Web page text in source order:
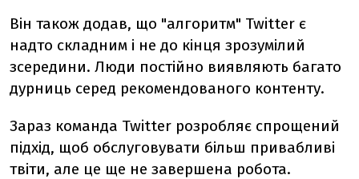
Він також додав, що "алгоритм" Twitter є
надто складним і не до кінця зрозумілий
зсередини. Люди постійно виявляють багато
дурниць серед рекомендованого контенту.
Зараз команда Twitter розробляє спрощений
підхід, щоб обслуговувати більш привабливі
твіти, але це ще не завершена робота.